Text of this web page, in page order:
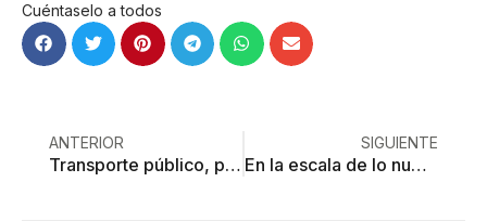
Cuéntaselo a todos
ANTERIOR
Transporte público, peor aún en pandemia, denuncia colectivo
SIGUIENTE
En la escala de lo numérico